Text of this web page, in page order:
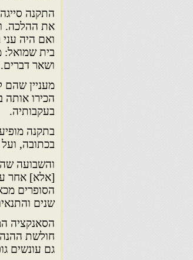
התקנה
את ההלכה.
ואם היה עני
בית שמואל:
ושאר דברים.
מעניין
הכירו אותה
בעקבותיה.
בתקנה
בכתובה,
והשבועה
[אלא] אחר
הסופרים
שנים
הסאנקציה
חולשת
גם עונשים